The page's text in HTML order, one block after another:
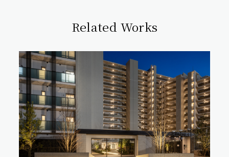
Related Works